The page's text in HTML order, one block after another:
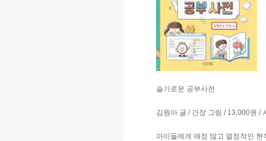
슬기로운 공부사전
김원아 글 / 간장 그림 / 13,000원 /
아이들에게 애정 많고 열정적인